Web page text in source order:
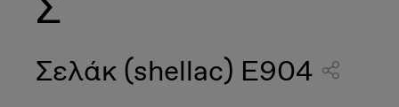
Σελάκ (shellac) E904